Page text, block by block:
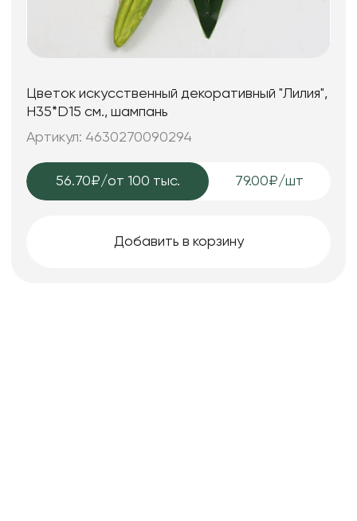
Цветок искусственный декоративный "Лилия",
H35*D15 см., шампань
Артикул: 4630270090294
56.70₽/от 100 тыс. 79.00₽/шт
Добавить в корзину